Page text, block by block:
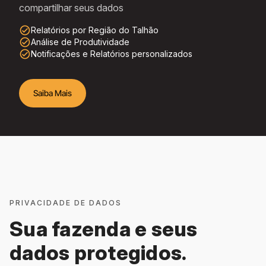
compartilhar seus dados
check_circle_outlineRelatórios por Região do Talhão
check_circle_outlineAnálise de Produtividade
check_circle_outlineNotificações e Relatórios personalizados
Saiba Mais
PRIVACIDADE DE DADOS
Sua fazenda e seus
dados protegidos.